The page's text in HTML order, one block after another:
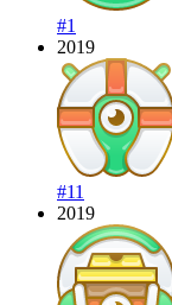
#1
2019
#11
2019